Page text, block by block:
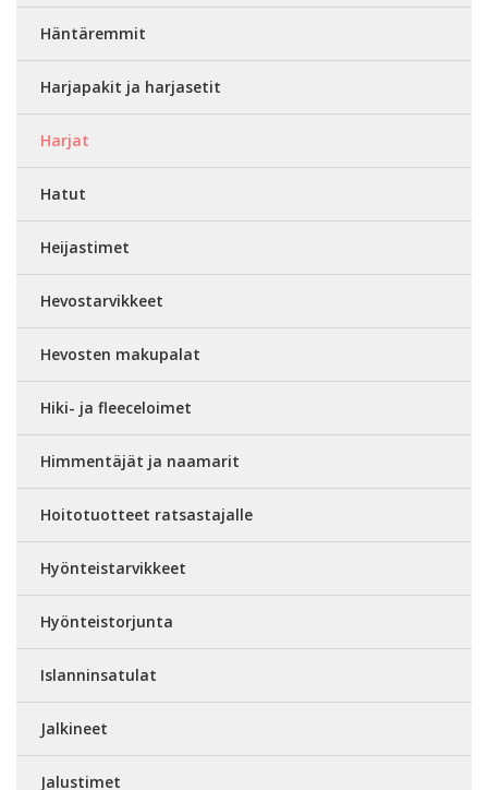
Häntäremmit
Harjapakit ja harjasetit
Harjat
Hatut
Heijastimet
Hevostarvikkeet
Hevosten makupalat
Hiki- ja fleeceloimet
Himmentäjät ja naamarit
Hoitotuotteet ratsastajalle
Hyönteistarvikkeet
Hyönteistorjunta
Islanninsatulat
Jalkineet
Jalustimet